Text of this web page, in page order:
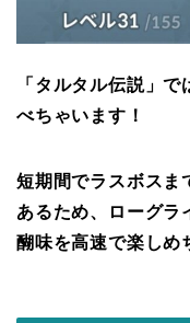
「タルタル伝説」
べちゃいます！
短期間でラスボスま
あるため、ローグラ
醐味を高速で楽しめ